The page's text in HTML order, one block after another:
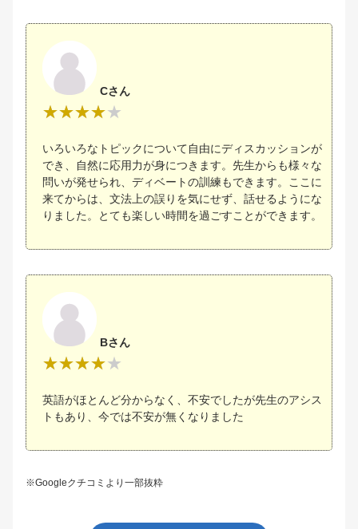
Cさん
いろいろなトピックについて自由にディスカッションが
でき、自然に応用力が身につきます。先生からも様々な
問いが発せられ、ディベートの訓練もできます。ここに
来てからは、文法上の誤りを気にせず、話せるようにな
りました。とても楽しい時間を過ごすことができます。
Bさん
英語がほとんど分からなく、不安でしたが先生のアシス
トもあり、今では不安が無くなりました
※Googleクチコミより一部抜粋